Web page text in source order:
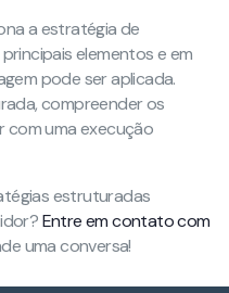
a estratégia de
elementos e em
pode ser aplicada.
compreender os
uma execução
estruturadas
Entre em contato com
uma conversa!